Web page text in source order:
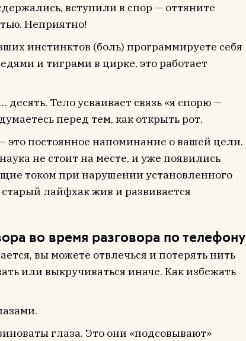
вступили в спор — оттяните
Неприятно!
инстинктов (боль) программируете себя
и тиграми в цирке, это работает
Тело усваивает связь «я спорю —
перед тем, как открыть рот.
это постоянное напоминание о вашей цели.
не стоит на месте, и уже появились
током при нарушении установленного
лайфхак жив и развивается
во время разговора по телефону
вы можете отвлечься и потерять нить
или выкручиваться иначе. Как избежать
глаза. Это они «подсовывают»